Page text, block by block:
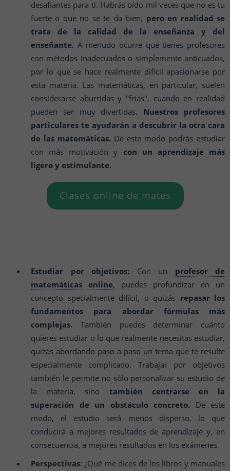
desafiantes para ti. Habrás oído mil veces que no es tu
fuerte o que no se te da bien, pero en realidad se
trata de la calidad de la enseñanza y del
enseñante. A menudo ocurre que tienes profesores
con métodos inadecuados o simplemente anticuados,
por lo que se hace realmente difícil apasionarse por
esta materia. Las matemáticas, en particular, suelen
considerarse aburridas y "frías", cuando en realidad
pueden ser muy divertidas. Nuestros profesores
particulares te ayudarán a descubrir la otra cara
de las matemáticas. De este modo podrás estudiar
con más motivación y con un aprendizaje más
ligero y estimulante.
Clases online de mates
Estudiar por objetivos: Con un profesor de
matemáticas online, puedes profundizar en un
concepto specialmente difícil, o quizás repasar los
fundamentos para abordar fórmulas más
complejas. También puedes determinar cuánto
quieres estudiar o lo que realmente necesitas estudiar,
quizás abordando paso a paso un tema que te resulte
especialmente complicado. Trabajar por objetivos
también le permite no sólo personalizar su estudio de
la materia, sino también centrarse en la
superación de un obstáculo concreto. De este
modo, el estudio será menos disperso, lo que
conducirá a mejores resultados de aprendizaje y, en
consecuencia, a mejores resultados en los exámenes.
Perspectivas: ¿Qué me dices de los libros y manuales